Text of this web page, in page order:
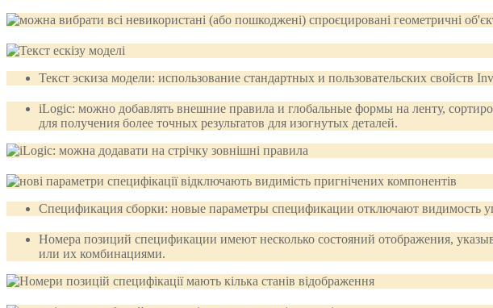
Текст эскиза модели: использование стандартных и пользовательских свойств
iLogic: можно добавлять внешние правила и глобальные формы на ленту,
для получения более точных результатов для изогнутых деталей.
Спецификация сборки: новые параметры спецификации отключают видимость
Номера позиций спецификации имеют несколько состояний отображения,
или их комбинациями.